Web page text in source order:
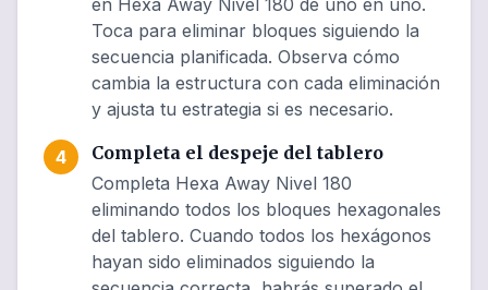
en Hexa Away Nivel 180 de uno en uno.
Toca para eliminar bloques siguiendo la
secuencia planificada. Observa cómo
cambia la estructura con cada eliminación
y ajusta tu estrategia si es necesario.
4
Completa el despeje del tablero
Completa Hexa Away Nivel 180
eliminando todos los bloques hexagonales
del tablero. Cuando todos los hexágonos
hayan sido eliminados siguiendo la